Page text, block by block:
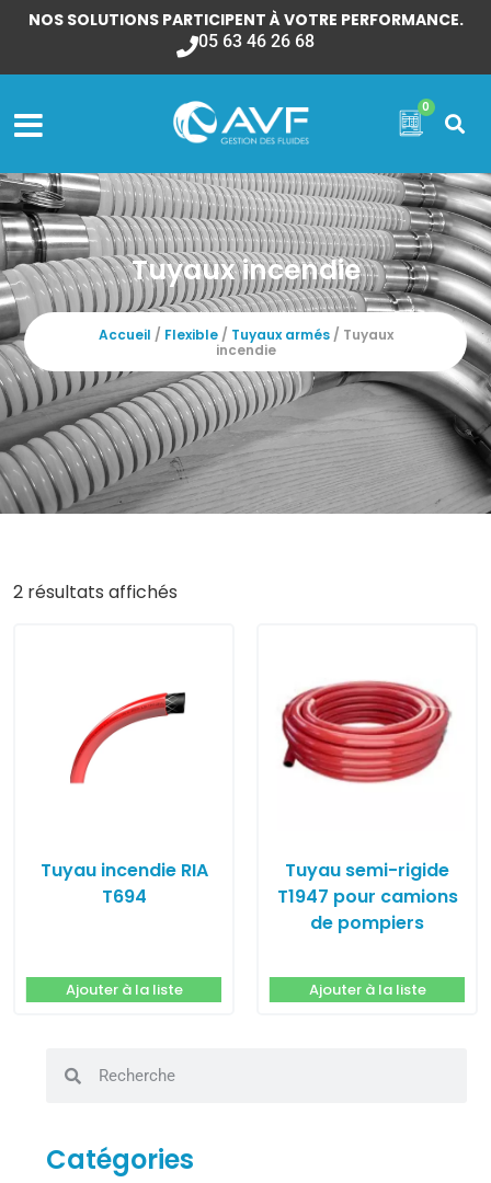
NOS SOLUTIONS PARTICIPENT À VOTRE PERFORMANCE.
05 63 46 26 68
0
Tuyaux incendie
Accueil / Flexible/ Tuyaux armés/ Tuyaux
incendie
2 résultats affichés
Tuyau incendie RIA
T694
Ajouter à la liste
Tuyau semi-rigide
T1947 pour camions
de pompiers
Ajouter à la liste
Catégories